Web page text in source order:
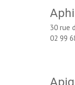
30 rue
02 99